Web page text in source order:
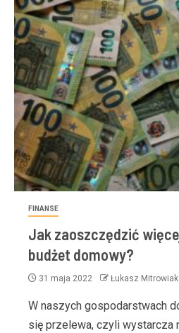
FINANSE
Jak zaoszczędzić
budżet domowy?
31 maja 2022 Łukasz Mitrowiak
W naszych gospodarstwach
się przelewa, czyli wystarcza